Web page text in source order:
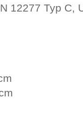
12277 Typ C,